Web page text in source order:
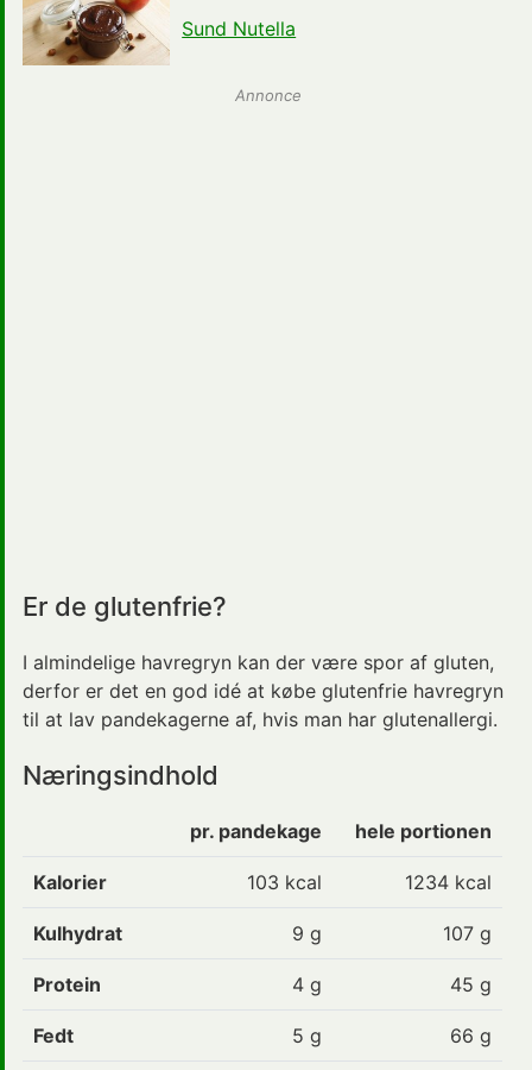
Sund Nutella
Annonce
Er de glutenfrie?
I almindelige havregryn kan der være spor af gluten,
derfor er det en god idé at købe glutenfrie havregryn
til at lav pandekagerne af, hvis man har glutenallergi.
Næringsindhold
pr. pandekage hele portionen
Kalorier 103 kcal 1234 kcal
Kulhydrat 9 g 107 g
Protein 4 g 45 g
Fedt 5 g 66 g